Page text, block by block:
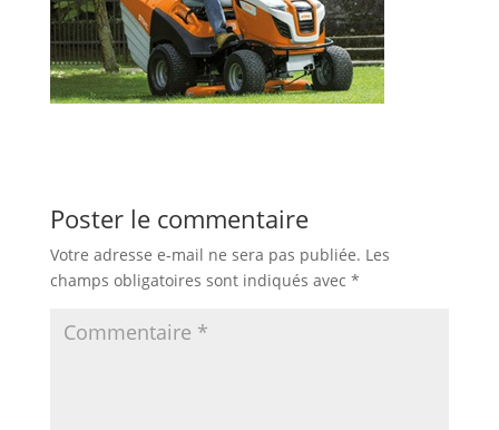
Poster le commentaire
Votre adresse e-mail ne sera pas publiée. Les
champs obligatoires sont indiqués avec *